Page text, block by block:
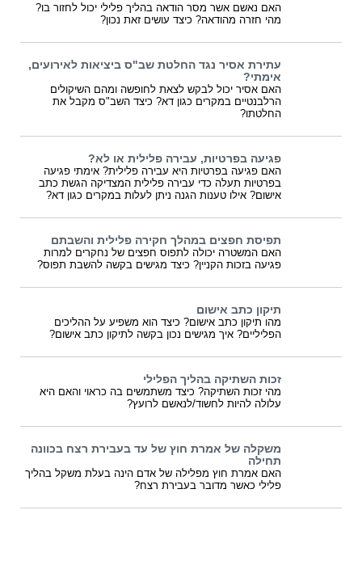
האם נאשם אשר מסר הודאה בהליך פלילי יכול לחזור בו?
מהי חזרה מהודאה? כיצד עושים זאת נכון?
עתירת אסיר נגד החלטת שב"ס ביציאות לאירועים,
אימתי?
האם אסיר יכול לבקש לצאת לחופשה ומהם השיקולים
הרלבנטיים במקרים כגון דא? כיצד השב"ס מקבל את
החלטתו?
פגיעה בפרטיות, עבירה פלילית או לא?
האם פגיעה בפרטיות היא עבירה פלילית? אימתי פגיעה
בפרטיות תעלה כדי עבירה פלילית המצדיקה הגשת כתב
אישום? אילו טענות הגנה ניתן לעלות במקרים כגון דא?
תפיסת חפצים במהלך חקירה פלילית והשבתם
האם המשטרה יכולה לתפוס חפצים של נחקרים למרות
פגיעה בזכות הקניין? כיצד מגישים בקשה להשבת תפוס?
תיקון כתב אישום
מהו תיקון כתב אישום? כיצד הוא משפיע על ההליכים
הפליליים? איך מגישים נכון בקשה לתיקון כתב אישום?
זכות השתיקה בהליך הפלילי
מהי זכות השתיקה? כיצד משתמשים בה כראוי והאם היא
עלולה להיות לחשוד/לנאשם לרועץ?
משקלה של אמרת חוץ של עד בעבירת רצח בכוונה
תחילה
האם אמרת חוץ מפלילה של אדם הינה בעלת משקל בהליך
פלילי כאשר מדובר בעבירת רצח?